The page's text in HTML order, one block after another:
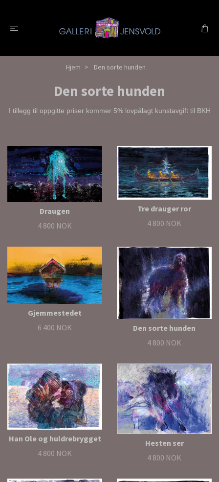
Hjem Den sorte hunden
Den sorte hunden
I tillegg til oppgitte priser kommer 5% lovpålagt kunstavgift til BKH
Draugen
4 800 NOK
Tre drauger ror
4 800 NOK
Gjemmestedet
6 400 NOK
Den sorte hunden
4 800 NOK
Han Ole og huldrebrygget
4 800 NOK
Hesten ser
4 800 NOK